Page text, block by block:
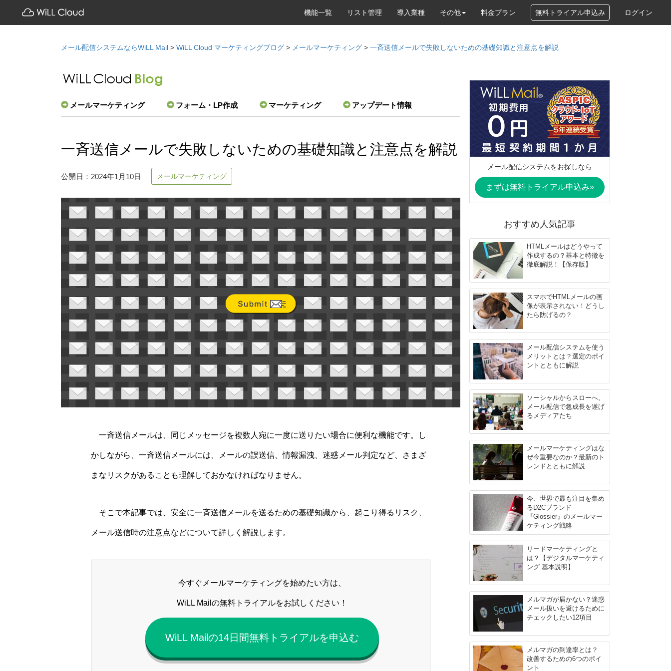
機能一覧 リスト管理 導入業種 その他 料金プラン 無料トライアル申込み ログイン
メール配信システムならWiLL Mail > WiLL Cloud マーケティングブログ > メールマーケティング > 一斉送信メールで失敗しないための基礎知識と注意点を解説
メールマーケティング フォーム・LP作成 マーケティング アップデート情報
一斉送信メールで失敗しないための基礎知識と注意点を解説
公開日：2024年1月10日 メールマーケティング
一斉送信メールは、同じメッセージを複数人宛に一度に送りたい場合に便利な機能です。し
かしながら、一斉送信メールには、メールの誤送信、情報漏洩、迷惑メール判定など、さまざ
まなリスクがあることも理解しておかなければなりません。
そこで本記事では、安全に一斉送信メールを送るための基礎知識から、起こり得るリスク、
メール送信時の注意点などについて詳しく解説します。
今すぐメールマーケティングを始めたい方は、
WiLL Mailの無料トライアルをお試しください！
WiLL Mailの14日間無料トライアルを申込む
メール配信システムをお探しなら
まずは無料トライアル申込み»
おすすめ人気記事
HTMLメールはどうやって
作成するの？基本と特徴を
徹底解説！【保存版】
スマホでHTMLメールの画
像が表示されない！どうし
たら防げるの？
メール配信システムを使う
メリットとは？選定のポイ
ントとともに解説
ソーシャルからスローへ。
メール配信で急成長を遂げ
るメディアたち
メールマーケティングはな
ぜ今重要なのか？最新のト
レンドとともに解説
今、世界で最も注目を集め
るD2Cブランド
『Glossier』のメールマー
ケティング戦略
リードマーケティングと
は？【デジタルマーケティ
ング 基本説明】
メルマガが届かない？迷惑
メール扱いを避けるために
チェックしたい12項目
メルマガの到達率とは？
改善するための6つのポイ
ント